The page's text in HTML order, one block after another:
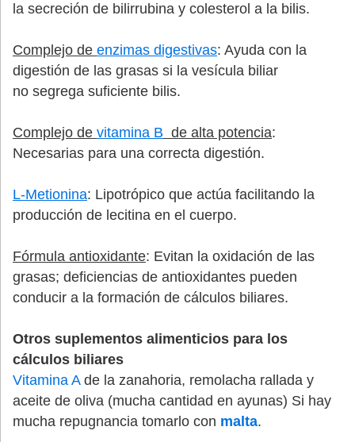
la secreción de bilirrubina y colesterol a la bilis.
Complejo de enzimas digestivas: Ayuda con la
digestión de las grasas si la vesícula biliar
no segrega suficiente bilis.
Complejo de vitamina B de alta potencia:
Necesarias para una correcta digestión.
L-Metionina: Lipotrópico que actúa facilitando la
producción de lecitina en el cuerpo.
Fórmula antioxidante: Evitan la oxidación de las
grasas; deficiencias de antioxidantes pueden
conducir a la formación de cálculos biliares.
Otros suplementos alimenticios para los
cálculos biliares
Vitamina Ade la zanahoria, remolacha rallada y
aceite de oliva (mucha cantidad en ayunas) Si hay
mucha repugnancia tomarlo con malta.